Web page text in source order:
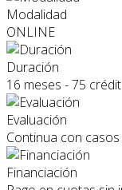
Modalidad
ONLINE
Duración
16 meses - 75
Evaluación
Continua con
Financiación